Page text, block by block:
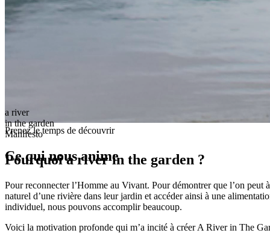
Prenez le temps de découvrir
Ce qui nous anime
a river
in the garden
Manifesto
Pourquoi a river in the garden ?
Pour reconnecter l’Homme au Vivant. Pour démontrer que l’on
naturel d’une rivière dans leur jardin et accéder ainsi à une
individuel, nous pouvons accomplir beaucoup.
Voici la motivation profonde qui m’a incité à créer A River in The